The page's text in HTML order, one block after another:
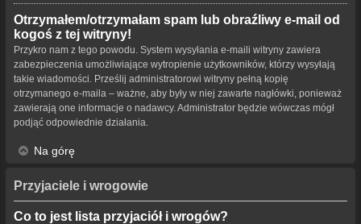
Otrzymałem/otrzymałam spam lub obraźliwy e-mail od
kogoś z tej witryny!
Przykro nam z tego powodu. System wysyłania e-maili witryny zawiera
zabezpieczenia umożliwiające wytropienie użytkowników, którzy wysyłają
takie wiadomości. Prześlij administratorowi witryny pełną kopię
otrzymanego e-maila – ważne, aby były w niej zawarte nagłówki, ponieważ
zawierają one informacje o nadawcy. Administrator będzie wówczas mógł
podjąć odpowiednie działania.
Na górę
Przyjaciele i wrogowie
Co to jest lista przyjaciół i wrogów?